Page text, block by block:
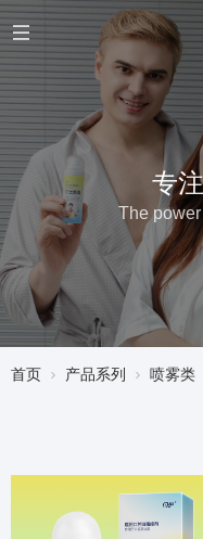
专
The
首页 产品系列 喷雾类